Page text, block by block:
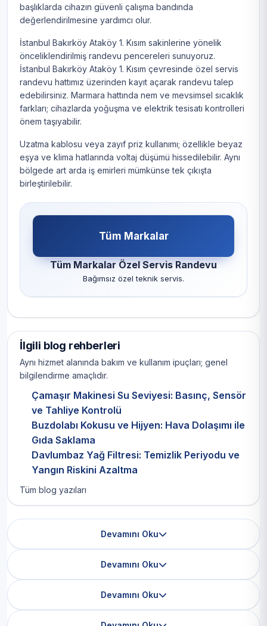
başlıklarda cihazın güvenli çalışma bandında
değerlendirilmesine yardımcı olur.
İstanbul Bakırköy Ataköy 1. Kısım sakinlerine yönelik
önceliklendirilmiş randevu pencereleri sunuyoruz.
İstanbul Bakırköy Ataköy 1. Kısım çevresinde özel servis
randevu hattımız üzerinden kayıt açarak randevu talep
edebilirsiniz. Marmara hattında nem ve mevsimsel sıcaklık
farkları; cihazlarda yoğuşma ve elektrik tesisatı kontrolleri
önem taşıyabilir.
Uzatma kablosu veya zayıf priz kullanımı; özellikle beyaz
eşya ve klima hatlarında voltaj düşümü hissedilebilir. Aynı
bölgede art arda iş emirleri mümkünse tek çıkışta
birleştirilebilir.
Tüm Markalar
Tüm Markalar Özel Servis Randevu
Bağımsız özel teknik servis.
İlgili blog rehberleri
Aynı hizmet alanında bakım ve kullanım ipuçları; genel
bilgilendirme amaçlıdır.
Çamaşır Makinesi Su Seviyesi: Basınç, Sensör
ve Tahliye Kontrolü
Buzdolabı Kokusu ve Hijyen: Hava Dolaşımı ile
Gıda Saklama
Davlumbaz Yağ Filtresi: Temizlik Periyodu ve
Yangın Riskini Azaltma
Tüm blog yazıları
Devamını Oku
Devamını Oku
Devamını Oku